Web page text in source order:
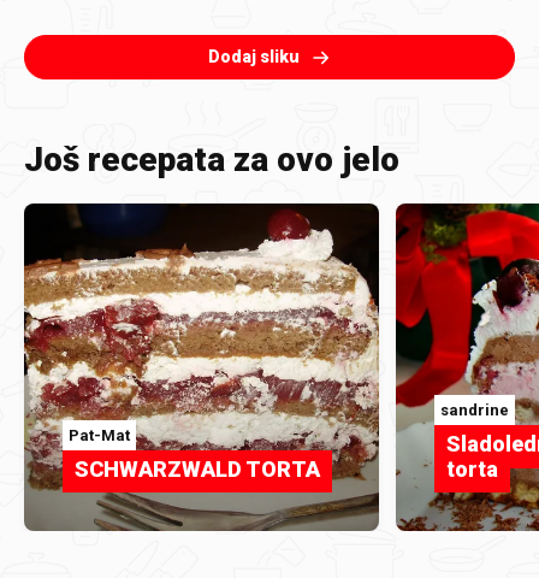
Dodaj sliku
Još recepata za ovo jelo
Pat-Mat
SCHWARZWALD TORTA
sandrine
torta